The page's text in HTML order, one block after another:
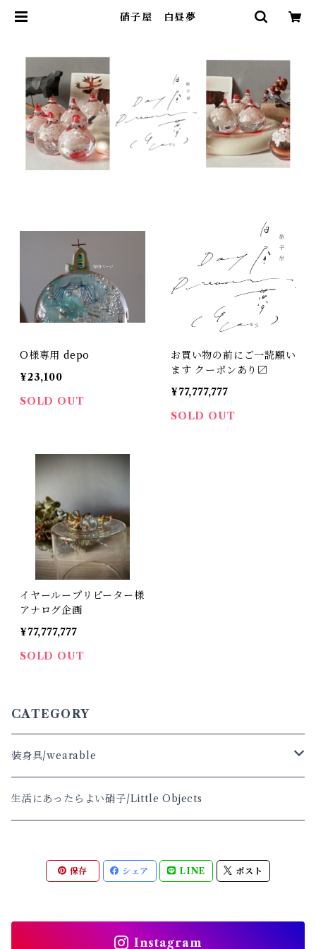
硝子屋 白昼夢
O様専用 depo
¥23,100
SOLD OUT
お買い物の前にご一読願い
ます クーポンあり〼
¥77,777,777
SOLD OUT
イヤーループリピーター様
アナログ企画
¥77,777,777
SOLD OUT
CATEGORY
装身具/wearable
耳飾り
生活にあったらよい硝子/Little Objects
保存 シェア LINE ポスト
Instagram